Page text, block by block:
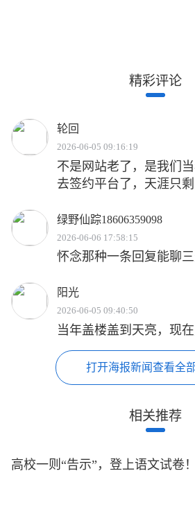
精彩评论
轮回
2026-06-05 09:16:19
不是网站老了，是我们
去签约平台了，天涯只
绿野仙踪18606359098
2026-06-06 17:58:15
怀念那种一条回复能聊
阳光
2026-06-05 09:40:50
当年盖楼盖到天亮，现
打开海报新闻查看全
相关推荐
高校一则“告示”，登上语文试卷！